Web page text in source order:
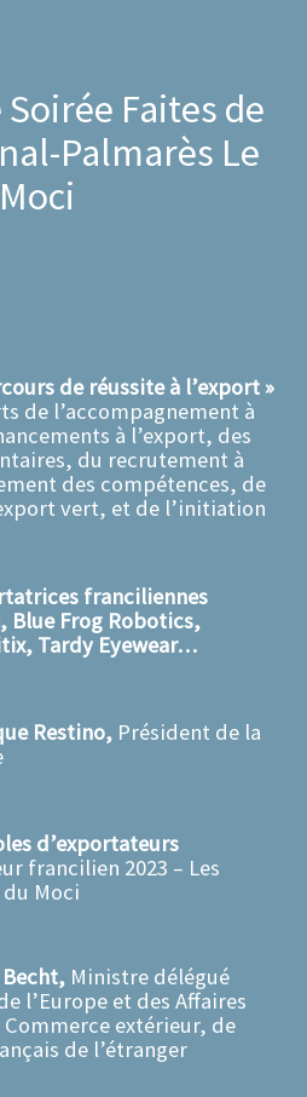
Faites de
Palmarès Le
Moci
de réussite à l’export »
de l’accompagnement à
à l’export, des
du recrutement à
des compétences, de
vert, et de l’initiation
franciliennes
Blue Frog Robotics,
Tardy Eyewear…
Restino, Président de la
d’exportateurs
francilien 2023 – Les
Moci
Ministre délégué
l’Europe et des Affaires
extérieur, de
de l’étranger